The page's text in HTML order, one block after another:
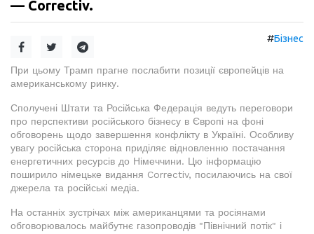
— Correctiv.
#Бізнес
При цьому Трамп прагне послабити позиції європейців на
американському ринку.
Сполучені Штати та Російська Федерація ведуть переговори
про перспективи російського бізнесу в Європі на фоні
обговорень щодо завершення конфлікту в Україні. Особливу
увагу російська сторона приділяє відновленню постачання
енергетичних ресурсів до Німеччини. Цю інформацію
поширило німецьке видання Correctiv, посилаючись на свої
джерела та російські медіа.
На останніх зустрічах між американцями та росіянами
обговорювалось майбутнє газопроводів "Північний потік" і